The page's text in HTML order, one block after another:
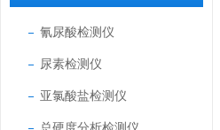
氰尿酸检测仪
尿素检测仪
亚氯酸盐检测仪